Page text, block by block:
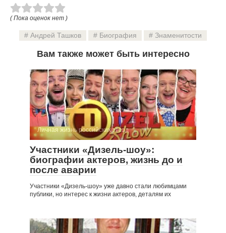
( Пока оценок нет )
Андрей Ташков Биография Знаменитости
Вам также может быть интересно
Личная жизнь российских звезд
Участники «Дизель-шоу»:
биографии актеров, жизнь до и
после аварии
Участники «Дизель-шоу» уже давно стали любимцами
публики, но интерес к жизни актеров, деталям их